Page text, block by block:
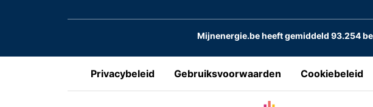
Mijnenergie.be heeft gemiddeld 93.254
Privacybeleid Gebruiksvoorwaarden Cookiebeleid